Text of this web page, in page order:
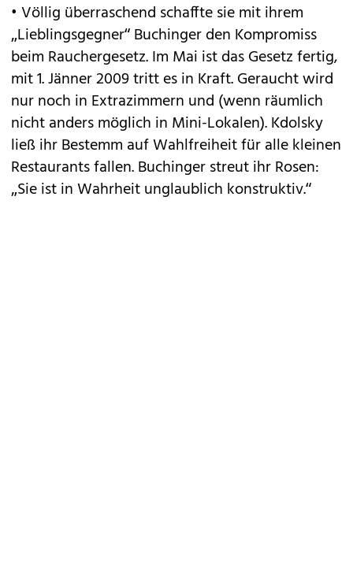
• Völlig überraschend schaffte sie mit ihrem
„Lieblingsgegner“ Buchinger den Kompromiss
beim Rauchergesetz. Im Mai ist das Gesetz fertig,
mit 1. Jänner 2009 tritt es in Kraft. Geraucht wird
nur noch in Extrazimmern und (wenn räumlich
nicht anders möglich in Mini-­Lokalen). Kdolsky
ließ ihr Bestemm auf Wahlfreiheit für alle kleinen
Restaurants fallen. Buchinger streut ihr Rosen:
„Sie ist in Wahrheit unglaublich konstruktiv.“